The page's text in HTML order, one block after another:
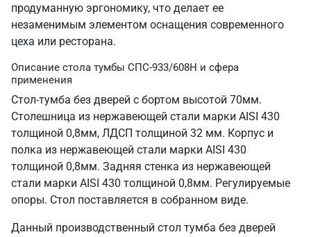
продуманную эргономику, что делает ее
незаменимым элементом оснащения современного
цеха или ресторана.
Описание стола тумбы СПС-933/608Н и сфера
применения
Стол-тумба без дверей с бортом высотой 70мм.
Столешница из нержавеющей стали марки AISI 430
толщиной 0,8мм, ЛДСП толщиной 32 мм. Корпус и
полка из нержавеющей стали марки AISI 430
толщиной 0,8мм. Задняя стенка из нержавеющей
стали марки AISI 430 толщиной 0,8мм. Регулируемые
опоры. Стол поставляется в собранном виде.
Данный производственный стол тумба без дверей